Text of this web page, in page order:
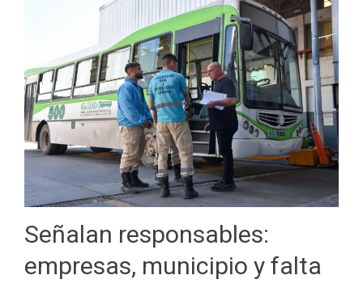
Señalan responsables:
empresas, municipio y falta